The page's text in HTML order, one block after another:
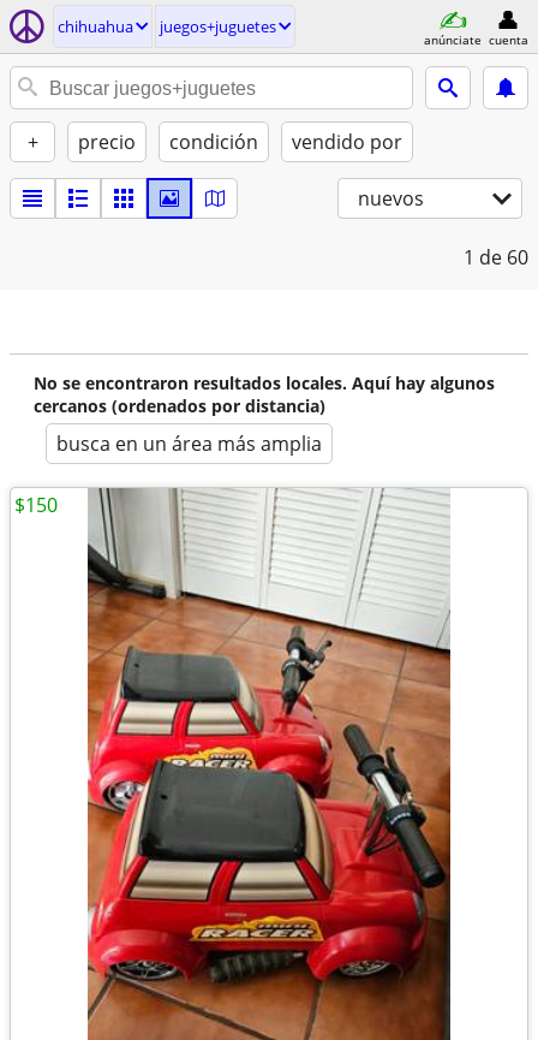
chihuahua juegos+juguetes
anúnciate cuenta
+ precio condición vendido por
nuevos
1 de 60
No se encontraron resultados locales. Aquí hay algunos
cercanos (ordenados por distancia)
busca en un área más amplia
$150